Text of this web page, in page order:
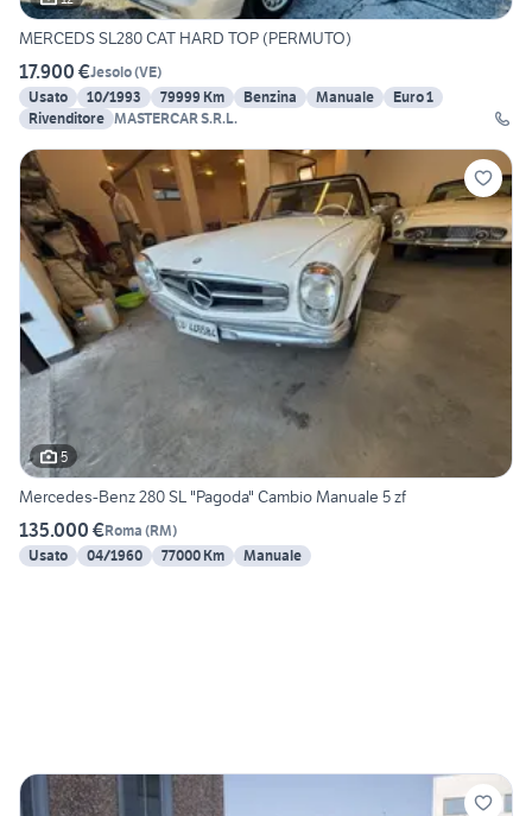
MERCEDS SL280 CAT HARD TOP (PERMUTO)
17.900 €Jesolo(VE)
Usato
10/1993 79999 Km Benzina Manuale
Euro 1
Rivenditore MASTERCAR S.R.L.
5
Mercedes-Benz 280 SL "Pagoda" Cambio Manuale 5 zf
135.000 €Roma (RM)
Usato
04/1960 77000 Km Manuale